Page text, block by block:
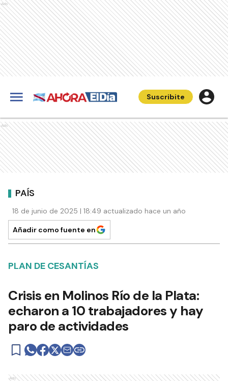
Ads
Suscribite
Ads
PAÍS
18 de junio de 2025 | 18:49 actualizado hace un año
Añadir como fuente en
PLAN DE CESANTÍAS
Crisis en Molinos Río de la Plata:
echaron a 10 trabajadores y hay
paro de actividades
Ads